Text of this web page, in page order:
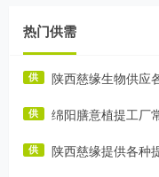
热门供需
供 陕西慈缘生物供应
供 绵阳膳意植提工厂
供 陕西慈缘提供各种